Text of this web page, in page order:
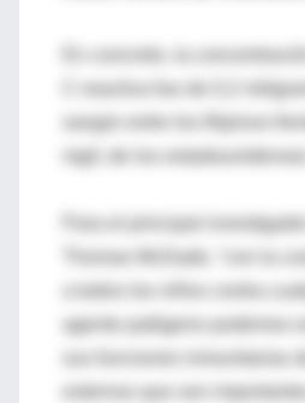
C-reactiva fue de 0,2
sangre entre los filipinos
mg/L de los estadounidenses.
Para el principal
Thomas McDade, “con la
agente patógeno podemos
sus funciones inmunitarias
externos que son